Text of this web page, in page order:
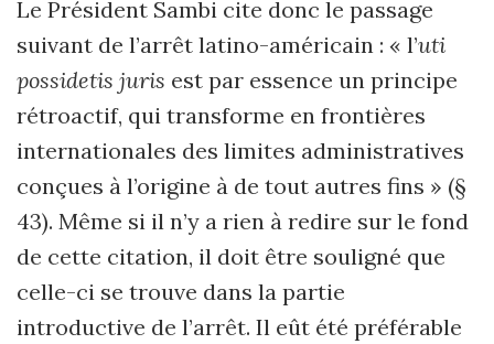
Le Président Sambi cite donc le passage
suivant de l’arrêt latino-américain : « l’uti
possidetis juris est par essence un principe
rétroactif, qui transforme en frontières
internationales des limites administratives
conçues à l’origine à de tout autres fins » (§
43). Même si il n’y a rien à redire sur le fond
de cette citation, il doit être souligné que
celle-ci se trouve dans la partie
introductive de l’arrêt. Il eût été préférable